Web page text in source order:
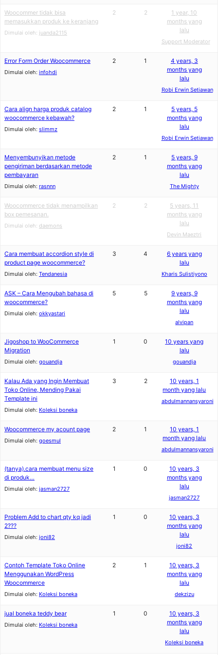
Woocommer tidak bisa
memasukkan produk ke keranjang
Dimulai oleh: juanda2115
2 2
1 year, 10
months yang
lalu
Support Moderator
Error Form Order Woocommerce
Dimulai oleh: infohdi
2 1
4 years, 3
months yang
lalu
Robi Erwin Setiawan
Cara align harga produk catalog
woocommerce kebawah?
Dimulai oleh: slimmz
2 1
5 years, 5
months yang
lalu
Robi Erwin Setiawan
Menyembunyikan metode
pengiriman berdasarkan metode
pembayaran
Dimulai oleh: rasnnn
2 1
5 years, 9
months yang
lalu
The Mighty
Woocommerce tidak menampilkan
box pemesanan.
Dimulai oleh: daemons
2 2
5 years, 11
months yang
lalu
Devin Maeztri
Cara membuat accordion style di
product page woocommerce?
Dimulai oleh: Tendanesia
3 4
6 years yang
lalu
Kharis Sulistiyono
ASK – Cara Mengubah bahasa di
woocommerce?
Dimulai oleh: okkyastari
5 5
9 years, 9
months yang
lalu
alvipan
Jigoshop to WooCommerce
Migration
Dimulai oleh: gouandja
1 0
10 years yang
lalu
gouandja
Kalau Ada yang Ingin Membuat
Toko Online, Mending Pakai
Template ini
Dimulai oleh: Koleksi boneka
3 2
10 years, 1
month yang lalu
abdulmannansyaroni
Woocommerce my acount page
Dimulai oleh: goesmul
2 1
10 years, 1
month yang lalu
abdulmannansyaroni
(tanya).cara membuat menu size
di produk…
Dimulai oleh: jasman2727
1 0
10 years, 3
months yang
lalu
jasman2727
Problem Add to chart qty kq jadi
2???
Dimulai oleh: joni82
1 0
10 years, 3
months yang
lalu
joni82
Contoh Template Toko Online
Menggunakan WordPress
Woocommerce
Dimulai oleh: Koleksi boneka
2 1
10 years, 3
months yang
lalu
dekzizu
jual boneka teddy bear
Dimulai oleh: Koleksi boneka
1 0
10 years, 3
months yang
lalu
Koleksi boneka